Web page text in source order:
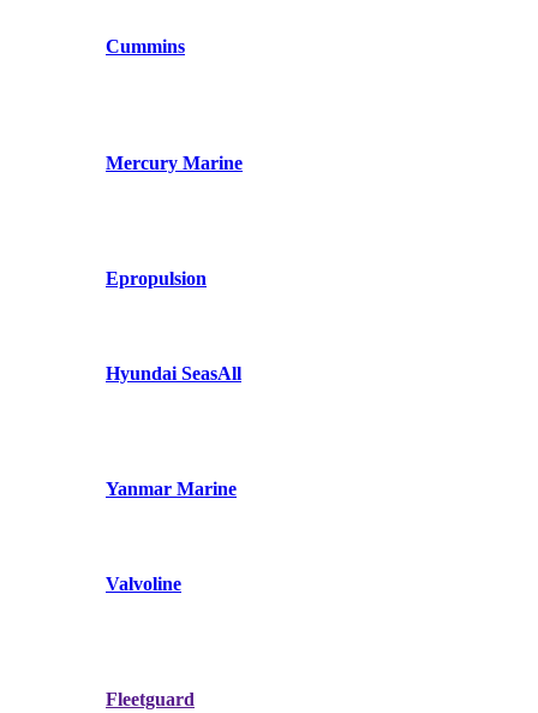
Cummins
Mercury Marine
Epropulsion
Hyundai SeasAll
Yanmar Marine
Valvoline
Fleetguard